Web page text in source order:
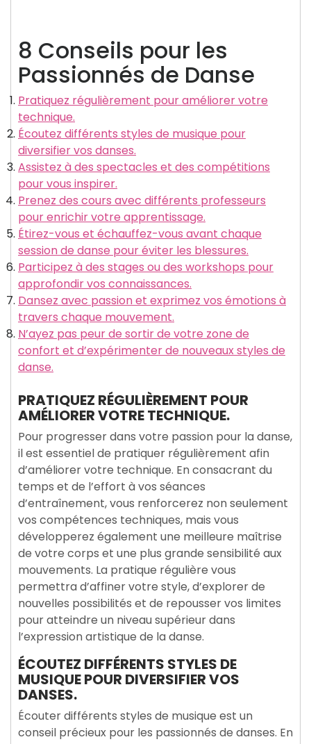
8 Conseils pour les
Passionnés de Danse
Pratiquez régulièrement pour améliorer votre
technique.
Écoutez différents styles de musique pour
diversifier vos danses.
Assistez à des spectacles et des compétitions
pour vous inspirer.
Prenez des cours avec différents professeurs
pour enrichir votre apprentissage.
Étirez-vous et échauffez-vous avant chaque
session de danse pour éviter les blessures.
Participez à des stages ou des workshops pour
approfondir vos connaissances.
Dansez avec passion et exprimez vos émotions à
travers chaque mouvement.
N’ayez pas peur de sortir de votre zone de
confort et d’expérimenter de nouveaux styles de
danse.
PRATIQUEZ RÉGULIÈREMENT POUR
AMÉLIORER VOTRE TECHNIQUE.
Pour progresser dans votre passion pour la danse,
il est essentiel de pratiquer régulièrement afin
d’améliorer votre technique. En consacrant du
temps et de l’effort à vos séances
d’entraînement, vous renforcerez non seulement
vos compétences techniques, mais vous
développerez également une meilleure maîtrise
de votre corps et une plus grande sensibilité aux
mouvements. La pratique régulière vous
permettra d’affiner votre style, d’explorer de
nouvelles possibilités et de repousser vos limites
pour atteindre un niveau supérieur dans
l’expression artistique de la danse.
ÉCOUTEZ DIFFÉRENTS STYLES DE
MUSIQUE POUR DIVERSIFIER VOS
DANSES.
Écouter différents styles de musique est un
conseil précieux pour les passionnés de danses. En